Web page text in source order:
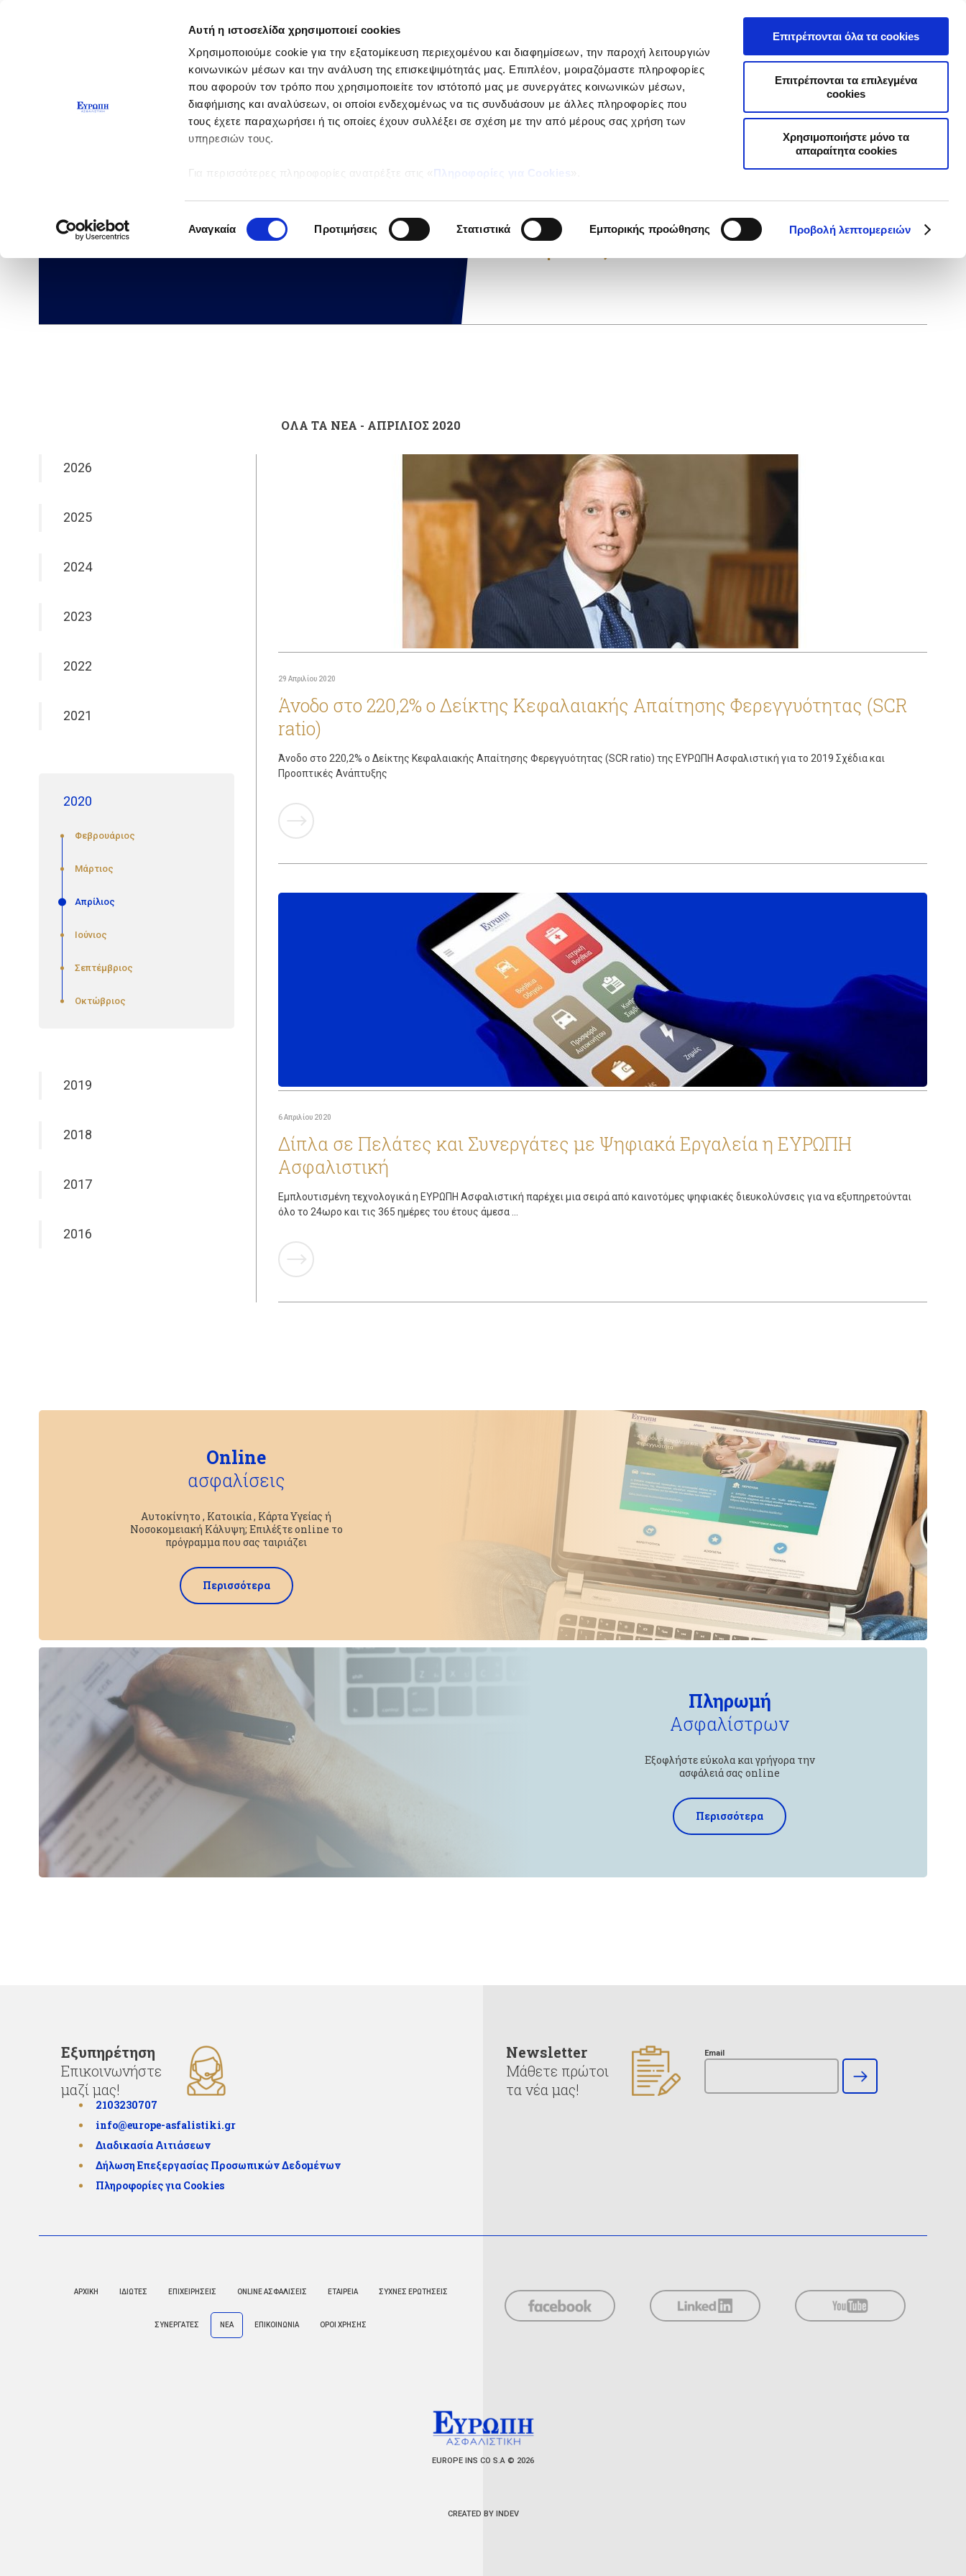
Αυτή η ιστοσελίδα χρησιμοποιεί cookies
Χρησιμοποιούμε cookie για την εξατομίκευση περιεχομένου και διαφημίσεων, την παροχή λειτουργιών
κοινωνικών μέσων και την ανάλυση της επισκεψιμότητάς μας. Επιπλέον, μοιραζόμαστε πληροφορίες
που αφορούν τον τρόπο που χρησιμοποιείτε τον ιστότοπό μας με συνεργάτες κοινωνικών μέσων,
διαφήμισης και αναλύσεων, οι οποίοι ενδεχομένως να τις συνδυάσουν με άλλες πληροφορίες που
τους έχετε παραχωρήσει ή τις οποίες έχουν συλλέξει σε σχέση με την από μέρους σας χρήση των
υπηρεσιών τους.
Για περισσότερες πληροφορίες ανατρέξτε στις « Πληροφορίες για Cookies ».
συγκατάθεσης
Αναγκαία Προτιμήσεις Στατιστικά Εμπορικής προώθησης Προβολή λεπτομερειών
Επιτρέπονται όλα τα cookies
Επιτρέπονται τα επιλεγμένα
cookies
Χρησιμοποιήστε μόνο τα
απαραίτητα cookies
Ιδιώτες Επιχειρήσεις Online Ασφαλίσεις
Μάθετε τα νέα
μας...
ΟΛΑ ΤΑ ΝΕΑ - ΑΠΡΙΛΙΟΣ 2020
2026
2025
2024
2023
2022
2021
2020
Φεβρουάριος
Μάρτιος
Απρίλιος
Ιούνιος
Σεπτέμβριος
Οκτώβριος
2019
2018
2017
2016
29 Απριλίου 2020
Άνοδο στο 220,2% ο Δείκτης Κεφαλαιακής Απαίτησης Φερεγγυότητας (SCR
ratio)
Άνοδο στο 220,2% ο Δείκτης Κεφαλαιακής Απαίτησης Φερεγγυότητας (SCR ratio) της ΕΥΡΩΠΗ Ασφαλιστική για το 2019 Σχέδια και
Προοπτικές Ανάπτυξης
6 Απριλίου 2020
Δίπλα σε Πελάτες και Συνεργάτες με Ψηφιακά Εργαλεία η ΕΥΡΩΠΗ
Ασφαλιστική
Εμπλουτισμένη τεχνολογικά η ΕΥΡΩΠΗ Ασφαλιστική παρέχει μια σειρά από καινοτόμες ψηφιακές διευκολύνσεις για να εξυπηρετούνται
όλο το 24ωρο και τις 365 ημέρες του έτους άμεσα ...
Online
ασφαλίσεις
Αυτοκίνητο , Κατοικία , Κάρτα Υγείας ή
Νοσοκομειακή Κάλυψη; Επιλέξτε online το
πρόγραμμα που σας ταιριάζει
Περισσότερα
Πληρωμή
Ασφαλίστρων
Εξοφλήστε εύκολα και γρήγορα την
ασφάλειά σας online
Περισσότερα
Εξυπηρέτηση
Επικοινωνήστε
μαζί μας!
2103230707
info@europe-asfalistiki.gr
Διαδικασία Αιτιάσεων
Δήλωση Επεξεργασίας Προσωπικών Δεδομένων
Πληροφορίες για Cookies
Newsletter
Μάθετε πρώτοι
τα νέα μας!
Email
ΑΡΧΙΚΗ ΙΔΙΩΤΕΣ ΕΠΙΧΕΙΡΗΣΕΙΣ ONLINE ΑΣΦΑΛΙΣΕΙΣ ΕΤΑΙΡΕΙΑ ΣΥΧΝΕΣ ΕΡΩΤΗΣΕΙΣ
ΣΥΝΕΡΓΑΤΕΣ ΝΕΑ ΕΠΙΚΟΙΝΩΝΙΑ ΟΡΟΙ ΧΡΗΣΗΣ
EUROPE INS CO S.A © 2026
CREATED BY INDEV